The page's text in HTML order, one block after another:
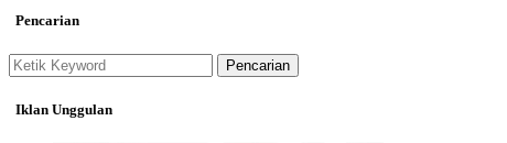
Pencarian
Pencarian
Iklan Unggulan